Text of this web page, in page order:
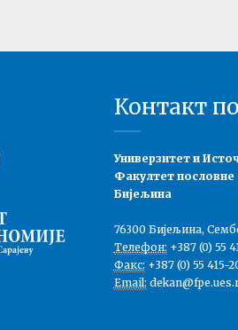
Контакт
Универзитет и
Факултет пословне
Бијељина
76300 Бијељина,
Телефон: +387 (0) 55
Факс: +387 (0) 55 415-
Email: